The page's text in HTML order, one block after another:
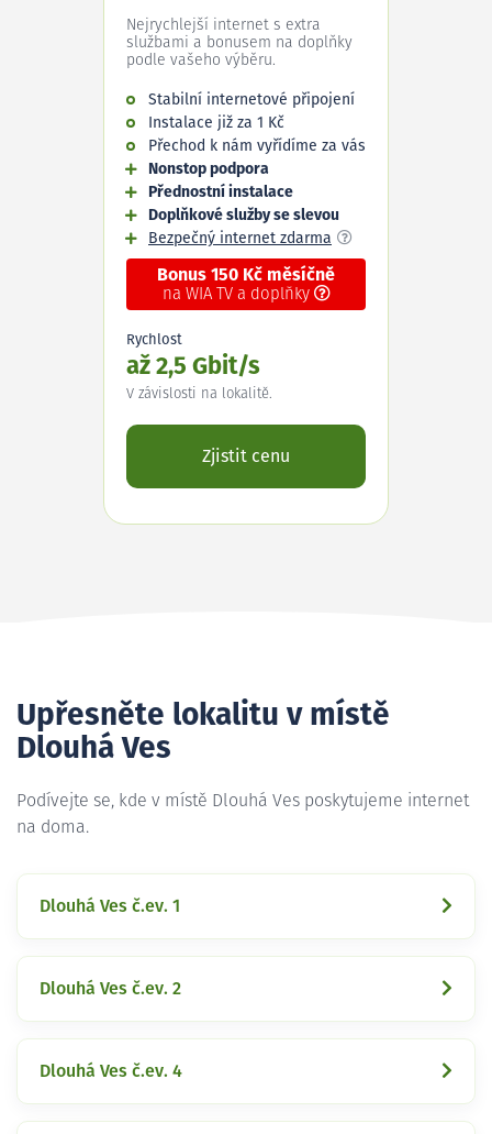
Nejrychlejší internet s extra
službami a bonusem na doplňky
podle vašeho výběru.
Stabilní internetové připojení
Instalace již za 1 Kč
Přechod k nám vyřídíme za vás
Nonstop podpora
Přednostní instalace
Doplňkové služby se slevou
Bezpečný internet zdarma
Bonus 150 Kč měsíčně
na WIA TV a doplňky
Rychlost
až 2,5 Gbit/s
V závislosti na lokalitě.
Zjistit cenu
Upřesněte lokalitu v místě
Dlouhá Ves
Podívejte se, kde v místě Dlouhá Ves poskytujeme internet
na doma.
Dlouhá Ves č.ev. 1
Dlouhá Ves č.ev. 2
Dlouhá Ves č.ev. 4